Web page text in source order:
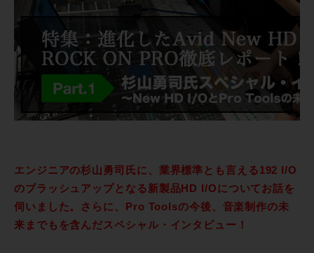
エンジニアの杉山勇司氏に、業界標準とも言える192 I/O
のブラッシュアップとなる新製品HD I/Oについてお話を
伺いました。さらに、Pro Toolsの今後、音楽制作の未
来までもを含んだスペシャル・インタビュー！